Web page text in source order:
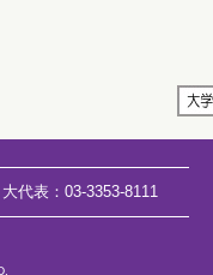
大代表： 03-3353-8111